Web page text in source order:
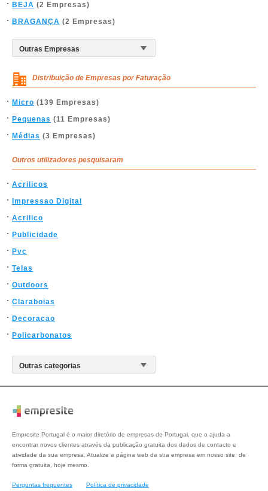
BEJA (2 Empresas)
BRAGANÇA (2 Empresas)
Distribuição de Empresas por Faturação
Micro (139 Empresas)
Pequenas (11 Empresas)
Médias (3 Empresas)
Outros utilizadores pesquisaram
Acrilicos
Impressao Digital
Acrilico
Publicidade
Pvc
Telas
Outdoors
Claraboias
Decoracao
Policarbonatos
Empresite Portugal é o maior diretório de empresas de Portugal, que o ajuda a
encontrar novos clientes através da publicação gratuita dos dados de contacto e
atividade da sua empresa. Atualize a página web da sua empresa em nosso site, de
forma gratuita, hoje mesmo.
Perguntas frequentes Política de privacidade